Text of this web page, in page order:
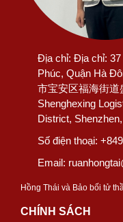
Địa chỉ: Địa chỉ:
Phúc, Quận Hà
市宝安区福海街道
Shenghexing
District,
Số điện thoại:
Email:
Hồng Thái và Bảo bối tử
CHÍNH SÁCH